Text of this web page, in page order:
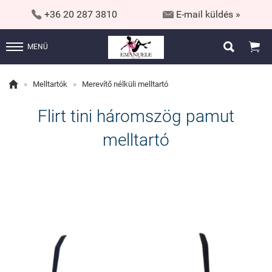
 +36 20 287 3810  E-mail küldés »
MENÜ  
 » Melltartók » Merevítő nélküli melltartó
Flirt tini háromszög pamut
melltartó